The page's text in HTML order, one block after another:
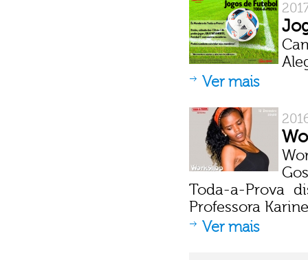
Ver mais
Toda-a-Prova
Professora
Ver mais